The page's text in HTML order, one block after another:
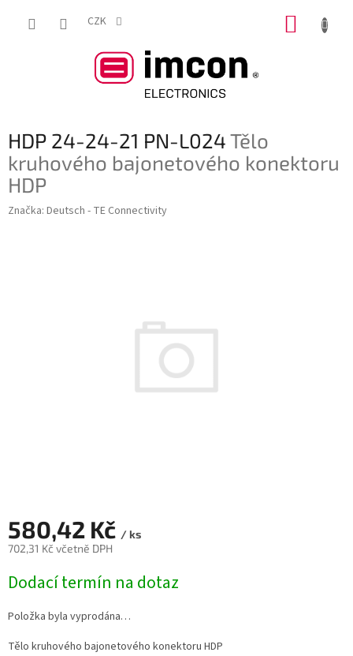
CZK
HDP 24-24-21 PN-L024Tělo
kruhového bajonetového konektoru
HDP
Značka: Deutsch - TE Connectivity
580,42 Kč / ks
702,31 Kč včetně DPH
cena:
Dodací termín na dotaz
Položka byla vyprodána…
Tělo kruhového bajonetového konektoru HDP